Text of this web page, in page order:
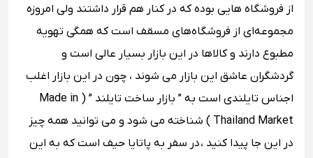
از فروشگاه هایی بوده که در کنار هم قرار داشتند ولی امروزه
مجموعه‌ای از فروشگاه‌های مسقف است که همگی تهویه
مطبوع دارند و کالاها در این بازار بسیار عالی است و
گردشگران عاشق این بازار می شوند ، چون در این بازار اغلب
اجناس تایلندی است به ” بازار ساخت تایلند ” ( Made in
Thailand Market ) شناخته می شود و می توانید همه چیز
در این جا پیدا کنید ، در سفر به پاتایا حیف است که به این